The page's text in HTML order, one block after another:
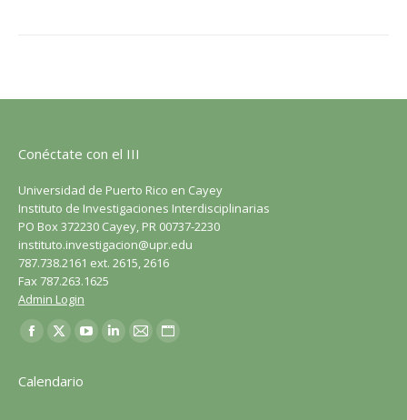
Conéctate con el III
Universidad de Puerto Rico en Cayey
Instituto de Investigaciones Interdisciplinarias
PO Box 372230 Cayey, PR 00737-2230
instituto.investigacion@upr.edu
787.738.2161 ext. 2615, 2616
Fax 787.263.1625
Admin Login
Encuéntranos en:
Facebook
se
X
se
YouTubeLinkedInCorreoSitio
Calendario